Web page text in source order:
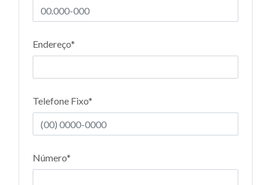
Endereço*
Telefone Fixo*
Número*